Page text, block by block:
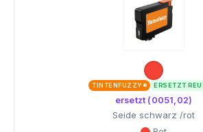
TINTENFUZZY® ERSETZT
ersetzt (0051,02)
Seide schwarz /rot